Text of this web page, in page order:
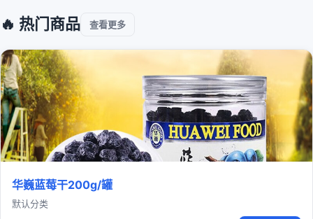
🔥 热门商品 查看更多
华巍蓝莓干200g/罐
默认分类